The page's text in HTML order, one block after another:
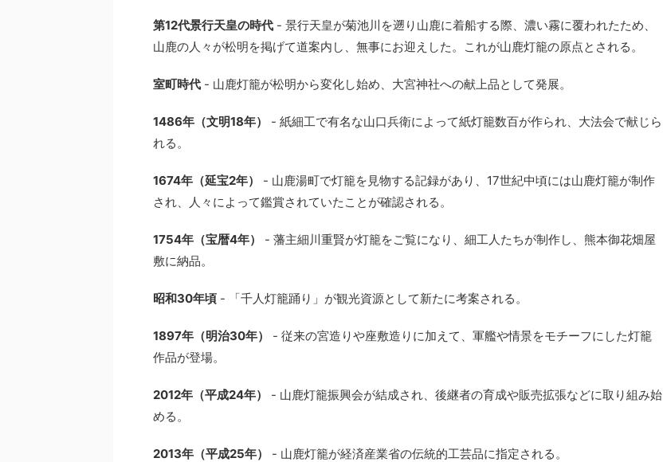
第12代景行天皇の時代 - 景行天皇が菊池川を遡り山鹿に着船する際、濃い霧に覆われたため、
山鹿の人々が松明を掲げて道案内し、無事にお迎えした。これが山鹿灯籠の原点とされる。
室町時代 - 山鹿灯籠が松明から変化し始め、大宮神社への献上品として発展。
1486年（文明18年）
- 紙細工で有名な山口兵衛によって紙灯籠数百が作られ、大法会で献じら
れる。
1674年（延宝2年）
- 山鹿湯町で灯籠を見物する記録があり、17世紀中頃には山鹿灯籠が制作
され、人々によって鑑賞されていたことが確認される。
1754年（宝暦4年）
- 藩主細川重賢が灯籠をご覧になり、細工人たちが制作し、熊本御花畑屋
敷に納品。
昭和30年頃 - 「千人灯籠踊り」が観光資源として新たに考案される。
1897年（明治30年）
- 従来の宮造りや座敷造りに加えて、軍艦や情景をモチーフにした灯籠
作品が登場。
2012年（平成24年）
- 山鹿灯籠振興会が結成され、後継者の育成や販売拡張などに取り組み始
める。
2013年（平成25年） - 山鹿灯籠が経済産業省の伝統的工芸品に指定される。